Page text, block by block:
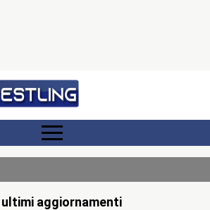
ultimi aggiornamenti